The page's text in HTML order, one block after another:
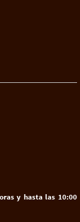
y hasta las 10:00